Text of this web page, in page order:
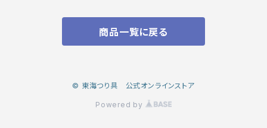
商品一覧に戻る
© 東海つり具 公式オンラインストア
Powered by